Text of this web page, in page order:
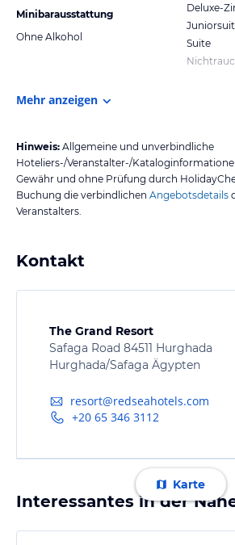
Minibarausstattung
Ohne Alkohol
Deluxe-
Suite
Mehr anzeigen
Hinweis: Allgemeine und unverbindliche
Hoteliers-/Veranstalter-/
Gewähr und ohne Prüfung durch
Buchung die verbindlichen Angebotsdetails
Veranstalters.
Kontakt
The Grand Resort
Safaga Road 84511 Hurghada
Hurghada/Safaga Ägypten
resort@redseahotels.com
+20 65 346 3112
Karte
Interessantes in der